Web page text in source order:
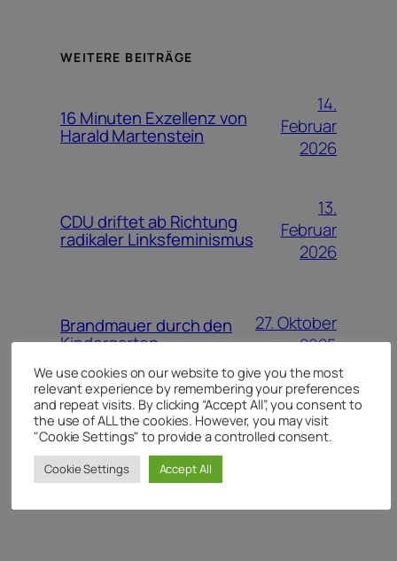
WEITERE BEITRÄGE
16 Minuten Exzellenz von
Harald Martenstein
14.
Februar
2026
CDU driftet ab Richtung
radikaler Linksfeminismus
13.
Februar
2026
Brandmauer durch den
Kindergarten
27. Oktober
2025
Ausreiseverbote aus der
BRD
16. Mai
2025
We use cookies on our website to give you the most
relevant experience by remembering your preferences
and repeat visits. By clicking “Accept All”, you consent to
the use of ALL the cookies. However, you may visit
"Cookie Settings" to provide a controlled consent.
Cookie Settings Accept All